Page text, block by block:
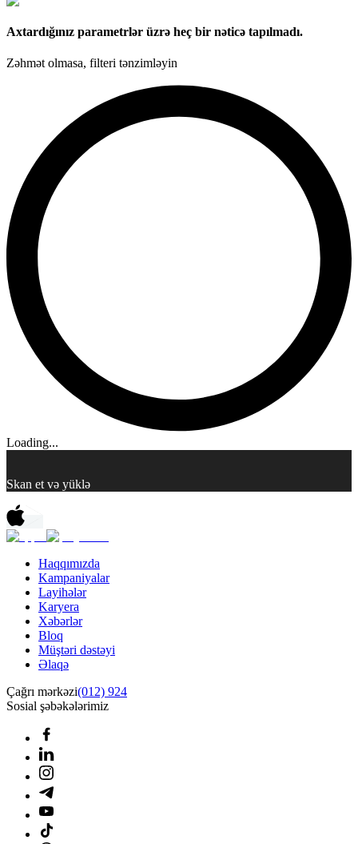
Axtardığınız parametrlər üzrə heç bir nəticə tapılmadı.
Zəhmət olmasa, filteri tənzimləyin
Loading...
Skan et və yüklə
Haqqımızda
Kampaniyalar
Layihələr
Karyera
Xəbərlər
Bloq
Müştəri dəstəyi
Əlaqə
Çağrı mərkəzi(012) 924
Sosial şəbəkələrimiz